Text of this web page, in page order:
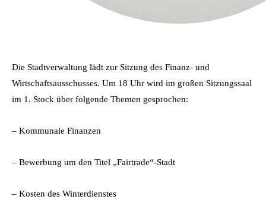
Die Stadtverwaltung lädt zur Sitzung des Finanz- und
Wirtschaftsausschusses. Um 18 Uhr wird im großen Sitzungssaal
im 1. Stock über folgende Themen gesprochen:
– Kommunale Finanzen
– Bewerbung um den Titel „Fairtrade“-Stadt
– Kosten des Winterdienstes